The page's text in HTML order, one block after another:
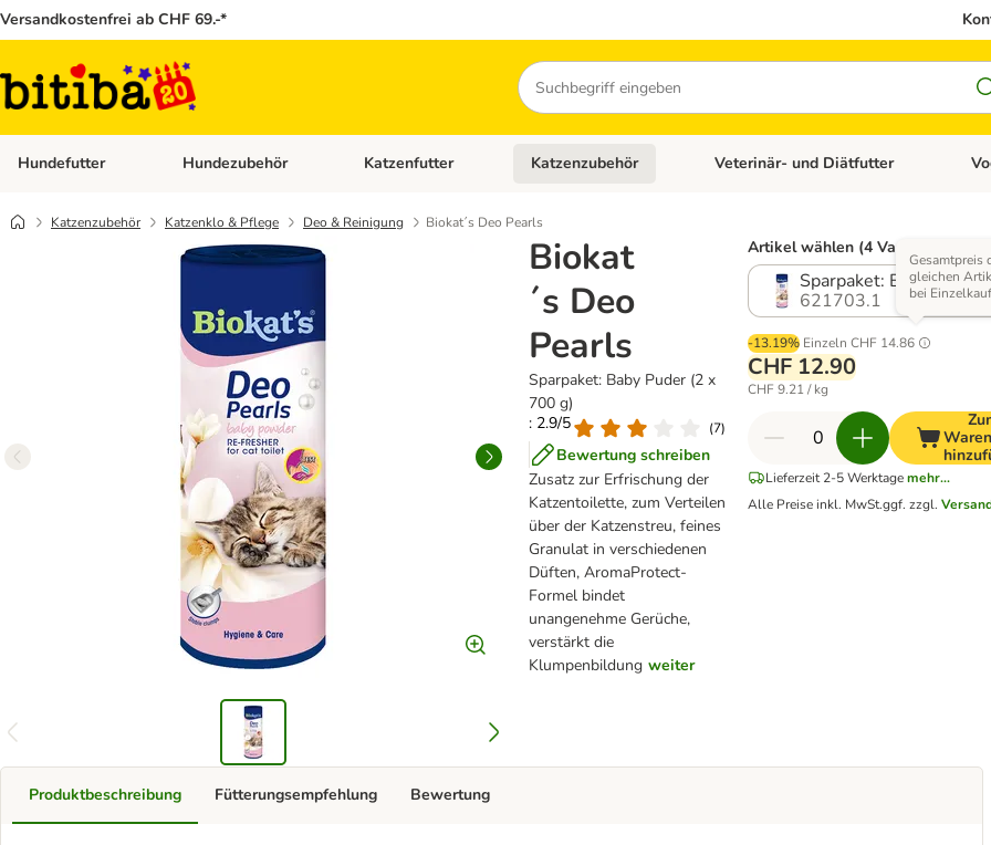
Versandkostenfrei ab CHF 69.-*
Suchen
Hundefutter Kategorie-Menü öffnen: Hundefutter
Hundezubehör Kategorie-Menü öffnen: Hundezubehör
Katzenfutter Kategorie-Menü öffnen: Katzenfutter
Katzenzubehör Kategorie-Menü öffnen: Katzenzubehör
Veterinär- und Diätfutter
Katzenzubehör Katzenklo & Pflege Deo & Reinigung Biokat´s Deo Pearls
Biokat
´s Deo
Pearls
Sparpaket: Baby Puder (2 x
700 g)
: 2.9/5
(7)
Bewertung schreiben
Zusatz zur Erfrischung der
Katzentoilette, zum Verteilen
über der Katzenstreu, feines
Granulat in verschiedenen
Düften, AromaProtect-
Formel bindet
unangenehme Gerüche,
verstärkt die
Klumpenbildung weiter
Artikel wählen (4 Varianten)
Sparpaket: Baby Puder
621703.1
-13.19% Einzeln CHF 14.86
Gesamtpreis
gleichen
bei Einzelkauf
CHF 12.90
CHF 9.21 / kg
Lieferzeit 2-5 Werktage mehr...
Alle Preise inkl. MwSt.ggf. zzgl.
Produktbeschreibung Fütterungsempfehlung Bewertung